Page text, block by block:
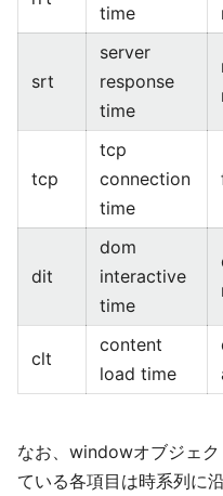
time
srt
server
response
time
tcp
tcp
connection
time
dit
dom
interactive
time
clt
content
load time
なお、windowオブジェ
ている各項目は時系列に